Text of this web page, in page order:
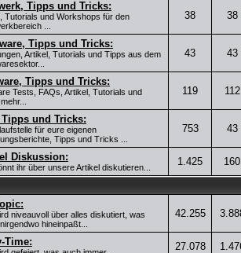
Tipps und Tricks:
Tutorials und Workshops für den
...
38 38
Tipps und Tricks:
Artikel, Tutorials und Tipps aus dem
43 43
Tipps und Tricks:
Tests, FAQs, Artikel, Tutorials und
119 112
Tipps und Tricks:
für eure eigenen
Tipps und Tricks ...
753 43
Diskussion:
ihr über unsere Artikel diskutieren... 1.425 160
niveauvoll über alles diskutiert, was
hineinpaßt...
42.255
Time: 27.078